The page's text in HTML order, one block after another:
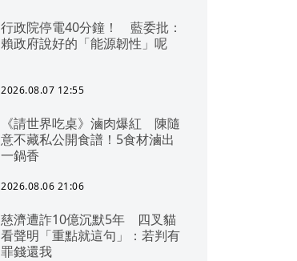
行政院停電40分鐘！ 藍委批：
賴政府說好的「能源韌性」呢
2026.08.07 12:55
《請世界吃桌》滷肉爆紅 陳隨
意不藏私公開食譜！5食材滷出
一鍋香
2026.08.06 21:06
慈濟遭詐10億沉默5年 四叉貓
看聲明「重點就這句」：若判有
罪錢還我